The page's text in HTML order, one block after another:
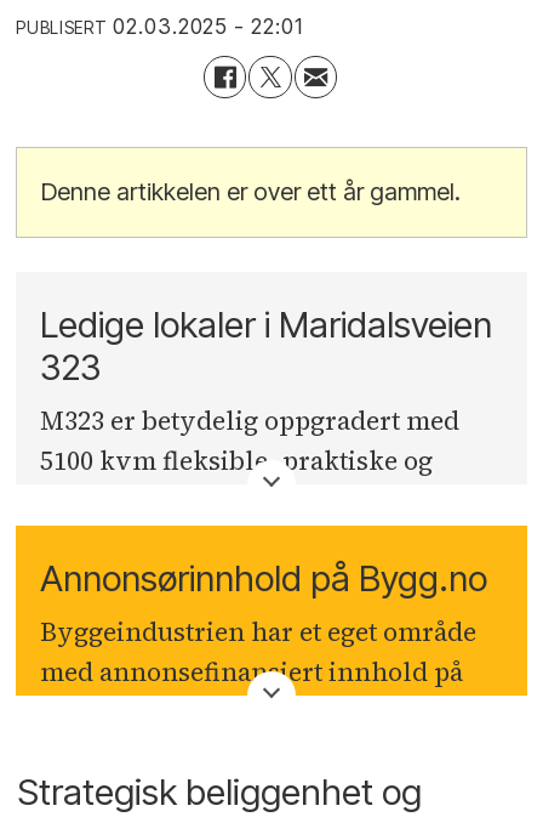
PUBLISERT 02.03.2025 - 22:01
Denne artikkelen er over ett år gammel.
Ledige lokaler i Maridalsveien
323
M323 er betydelig oppgradert med
5100 kvm fleksible, praktiske og
Gode lagerarealer har enkel adkomst
for varelevering og store kjøretøy, og
eiendommen har svært god
Annonsørinnhold på Bygg.no
Byggeindustrien har et eget område
med annonsefinansiert innhold på
journalister eller redaksjon, men er
Strategisk beliggenhet og